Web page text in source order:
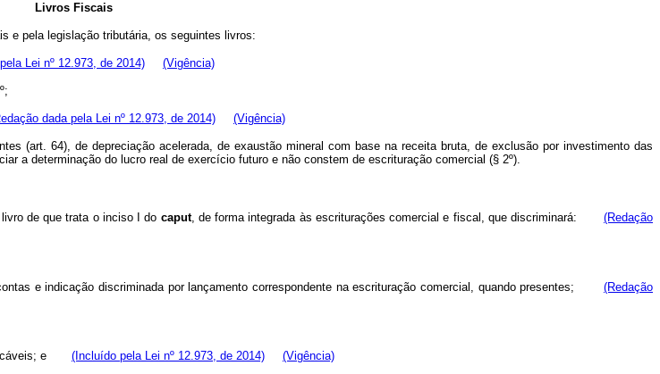
Livros Fiscais
pela legislação tributária, os seguintes livros:
Lei nº 12.973, de 2014) (Vigência)
dada pela Lei nº 12.973, de 2014) (Vigência)
64), de depreciação acelerada, de exaustão mineral com base na receita bruta, de exclusão por investimento das
a determinação do lucro real de exercício futuro e não constem de escrituração comercial (§ 2º).
de que trata o inciso I do caput, de forma integrada às escriturações comercial e fiscal, que discriminará:
(Redação
e indicação discriminada por lançamento correspondente na escrituração comercial, quando presentes;
(Redação
e (Incluído pela Lei nº 12.973, de 2014) (Vigência)